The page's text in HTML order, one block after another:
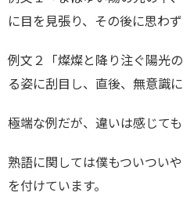
に目を見張り、その後に思わず
例文２「燦燦と降り注ぐ陽光
る姿に刮目し、直後、無意識に
極端な例だが、違いは感じて
熟語に関しては僕もついつい
を付けています。